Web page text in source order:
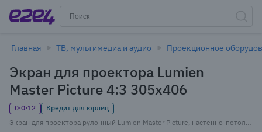
Главная ТВ, мультимедиа и аудио Проекционное
Экран для проектора Lumien
Master Picture 4:3 305x406
0·0·12
Кредит для юрлиц
Экран для проектора рулонный Lumien Master Picture, настенно-потолочный 4:3 305x406 MW, экран (LMP-100114)